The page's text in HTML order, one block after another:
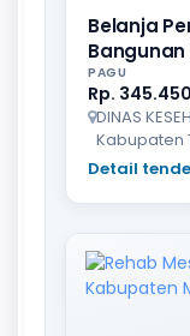
Belanja
Bangunan
PAGU
Rp.
DINAS
Kabupaten
Detail